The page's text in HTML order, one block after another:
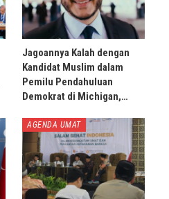
Jagoannya Kalah dengan
Kandidat Muslim dalam
Pemilu Pendahuluan
Demokrat di Michigan,…
AGENDA UMAT